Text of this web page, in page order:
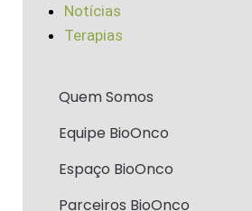
Notícias
Terapias
Quem Somos
Equipe BioOnco
Espaço BioOnco
Parceiros BioOnco